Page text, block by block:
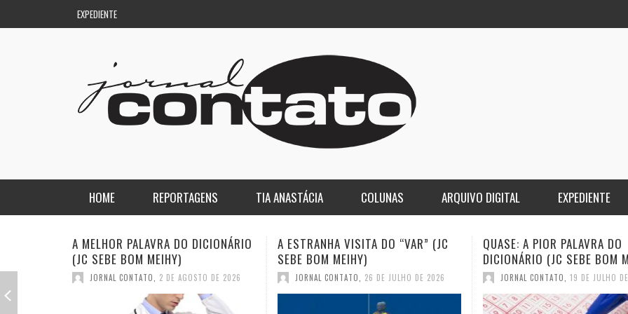
EXPEDIENTE
HOME REPORTAGENS
REGIONAL
TIA ANASTÁCIA COLUNAS
DE PASSAGEM
ARQUIVO DIGITAL EXPEDIENTE
A ESTRANHA VISITA DO “VAR” (JC
SEBE BOM MEIHY)
JORNAL CONTATO 26 DE JULHO DE 2026
QUASE: A PIOR PALAVRA DO
DICIONÁRIO (JC SEBE BOM MEIHY)
JORNAL CONTATO 19 DE JULHO DE 2026
A DEMOCRACIA
GASPARI)
JORNAL CONTATO 12 DE JULHO